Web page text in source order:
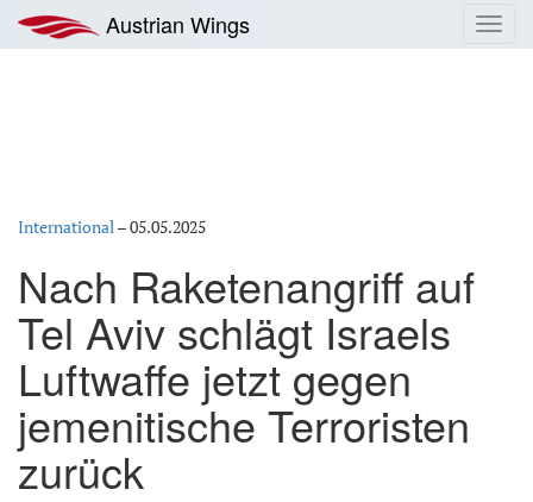
Inhalt
springen
Austrian Wings
International–05.05.2025
Nach Raketenangriff auf
Tel Aviv schlägt Israels
Luftwaffe jetzt gegen
jemenitische Terroristen
zurück